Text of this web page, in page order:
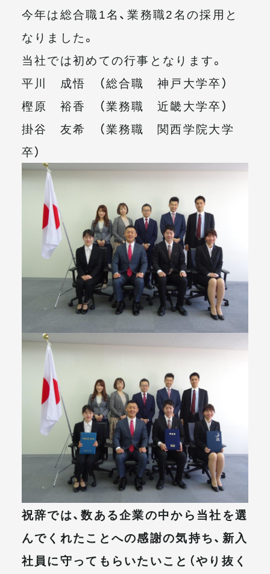
今年は総合職1名、業務職2名の採用と
なりました。
当社では初めての行事となります。
平川 成悟 （総合職 神戸大学卒）
樫原 裕香 （業務職 近畿大学卒）
掛谷 友希 （業務職 関西学院大学
卒）
祝辞では、数ある企業の中から当社を選
んでくれたことへの感謝の気持ち、新入
社員に守ってもらいたいこと（やり抜く